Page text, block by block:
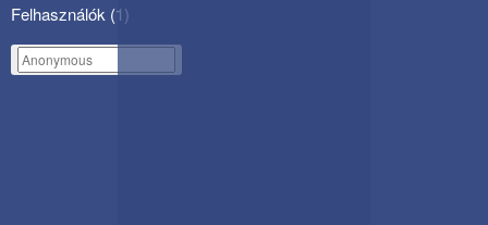
Felhasználók (1)